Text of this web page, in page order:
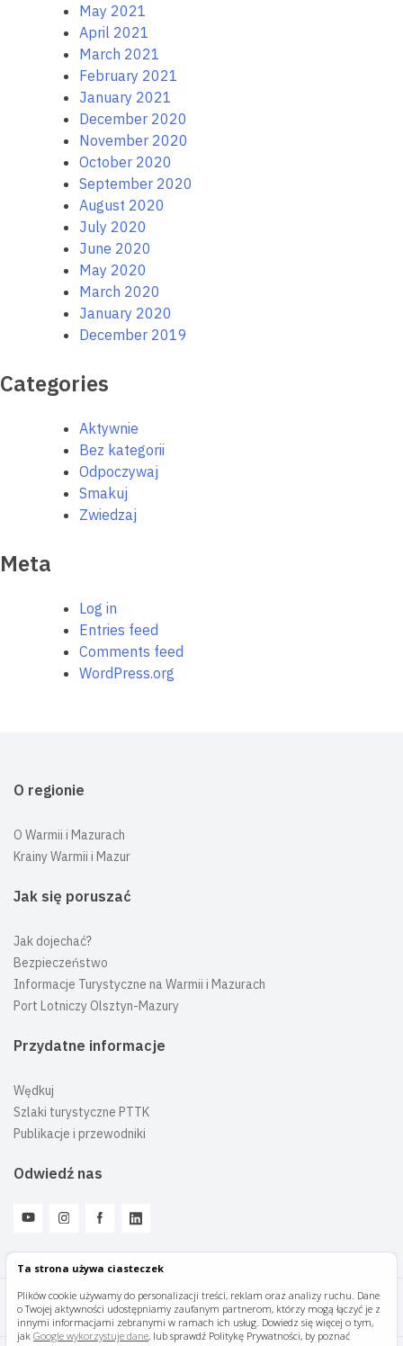
Ta strona używa ciasteczek
Plików cookie używamy do personalizacji treści, reklam oraz analizy ruchu. Dane
o Twojej aktywności udostępniamy zaufanym partnerom, którzy mogą łączyć je z
innymi informacjami zebranymi w ramach ich usług. Dowiedz się więcej o tym,
jak Google wykorzystuje dane, lub sprawdź Politykę Prywatności, by poznać
May 2021
April 2021
March 2021
February 2021
January 2021
December 2020
November 2020
October 2020
September 2020
August 2020
July 2020
June 2020
May 2020
March 2020
January 2020
December 2019
Categories
Aktywnie
Bez kategorii
Odpoczywaj
Smakuj
Zwiedzaj
Meta
Log in
Entries feed
Comments feed
WordPress.org
O regionie
O Warmii i Mazurach
Krainy Warmii i Mazur
Jak się poruszać
Jak dojechać?
Bezpieczeństwo
Informacje Turystyczne na Warmii i Mazurach
Port Lotniczy Olsztyn-Mazury
Przydatne informacje
Wędkuj
Szlaki turystyczne PTTK
Publikacje i przewodniki
Odwiedź nas
Mazury Travel © 2026